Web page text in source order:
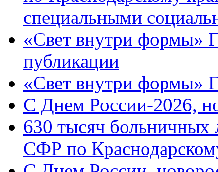
специальными
«Свет внутри формы»
публикации
«Свет внутри формы»
C Днем России-2026,
630 тысяч больничных
СФР по